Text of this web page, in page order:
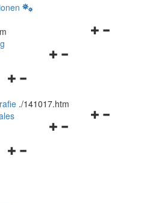
Navigationsmenü
Navigationsmenü
und
schließen
./141017.htm
Navigationsmenü
Navigationsmenü